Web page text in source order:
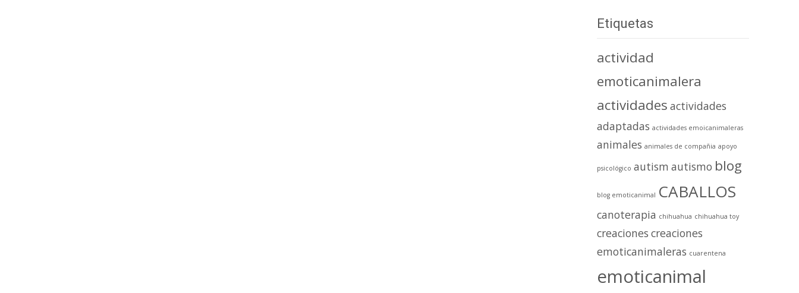
Etiquetas
actividad
emoticanimalera
actividades actividades
adaptadas actividades emoicanimaleras
animales animales de compañia apoyo
psicológico autism autismo blog
blog emoticanimal CABALLOS
canoterapia chihuahua chihuahua toy
creaciones creaciones
emoticanimaleras cuarentena
emoticanimal